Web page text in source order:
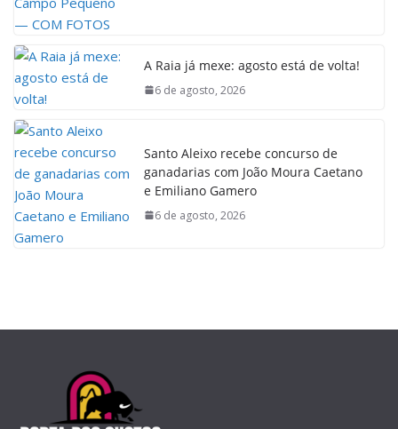
A Raia já mexe: agosto está de volta!
6 de agosto, 2026
Santo Aleixo recebe concurso de
ganadarias com João Moura Caetano
e Emiliano Gamero
6 de agosto, 2026